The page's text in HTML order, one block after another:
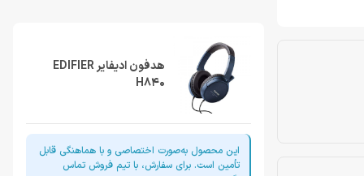
هدفون ادیفایر EDIFIER
H840
این محصول به‌صورت اختصاصی و با هماهنگی قابل
تأمین است. برای سفارش، با تیم فروش تماس